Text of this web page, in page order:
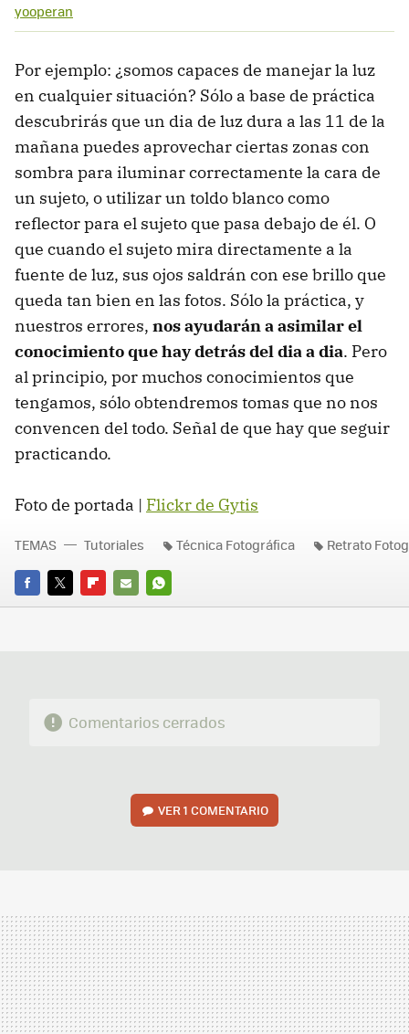
yooperan
Por ejemplo: ¿somos capaces de manejar la luz
en cualquier situación? Sólo a base de práctica
descubrirás que un dia de luz dura a las 11 de la
mañana puedes aprovechar ciertas zonas con
sombra para iluminar correctamente la cara de
un sujeto, o utilizar un toldo blanco como
reflector para el sujeto que pasa debajo de él. O
que cuando el sujeto mira directamente a la
fuente de luz, sus ojos saldrán con ese brillo que
queda tan bien en las fotos. Sólo la práctica, y
nuestros errores, nos ayudarán a asimilar el
conocimiento que hay detrás del dia a dia. Pero
al principio, por muchos conocimientos que
tengamos, sólo obtendremos tomas que no nos
convencen del todo. Señal de que hay que seguir
practicando.
Foto de portada | Flickr de Gytis
FACEBOOK
TWITTERFLIPBOARD
E-
WHATSAPP
TEMAS Tutoriales Técnica Fotográfica Retrato
Comentarios cerrados
VER1 COMENTARIO